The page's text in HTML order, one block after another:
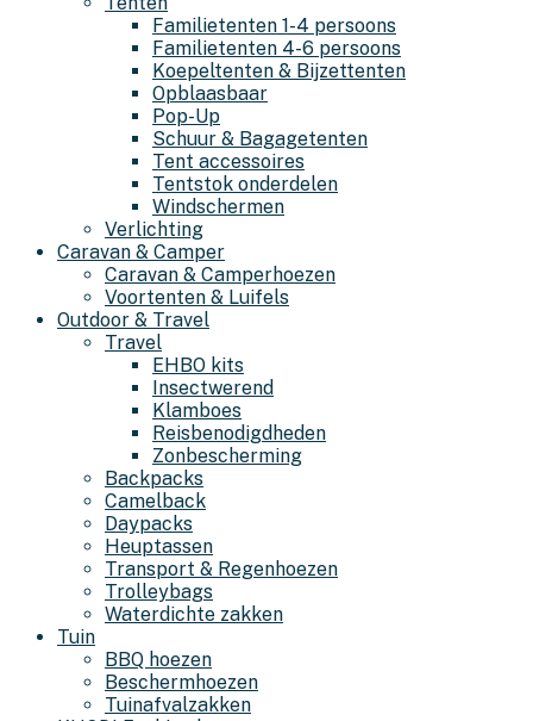
Familietenten 1-4 persoons
Familietenten 4-6 persoons
Koepeltenten & Bijzettenten
Opblaasbaar
Pop-Up
Schuur & Bagagetenten
Tent accessoires
Tentstok onderdelen
Windschermen
Verlichting
Caravan & Camper
Caravan & Camperhoezen
Voortenten & Luifels
Outdoor & Travel
Travel
EHBO kits
Insectwerend
Klamboes
Reisbenodigdheden
Zonbescherming
Backpacks
Camelback
Daypacks
Heuptassen
Transport & Regenhoezen
Trolleybags
Waterdichte zakken
Tuin
BBQ hoezen
Beschermhoezen
Tuinafvalzakken